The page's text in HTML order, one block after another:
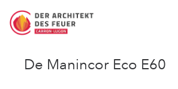
De Manincor Eco E60